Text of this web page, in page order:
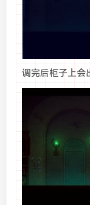
调完后柜子上会